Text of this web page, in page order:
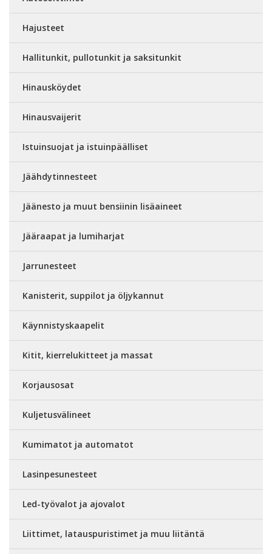
Hajusteet
Hallitunkit, pullotunkit ja saksitunkit
Hinausköydet
Hinausvaijerit
Istuinsuojat ja istuinpäälliset
Jäähdytinnesteet
Jäänesto ja muut bensiinin lisäaineet
Jääraapat ja lumiharjat
Jarrunesteet
Kanisterit, suppilot ja öljykannut
Käynnistyskaapelit
Kitit, kierrelukitteet ja massat
Korjausosat
Kuljetusvälineet
Kumimatot ja automatot
Lasinpesunesteet
Led-työvalot ja ajovalot
Liittimet, latauspuristimet ja muu liitäntä